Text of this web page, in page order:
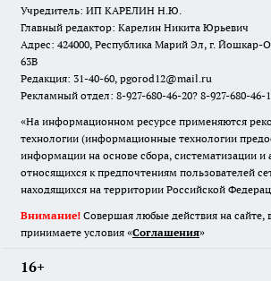
Учредитель: ИП КАРЕЛИН Н.Ю.
Главный редактор: Карелин Никита Юрьевич
Адрес: 424000, Республика Марий Эл, г. Йошкар-
63В
Редакция: 31-40-60, pgorod12@mail.ru
Рекламный отдел: 8-927-680-46-20? 8-927-680-46-
«На информационном ресурсе применяются
технологии (информационные технологии
информации на основе сбора, систематизации и
относящихся к предпочтениям пользователей
находящихся на территории Российской
Внимание! Совершая любые действия на сайте,
принимаете условия «Cоглашения»
16+